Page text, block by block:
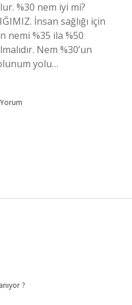
%30 nem iyi mi?
İnsan sağlığı için
nemi %35 ila %50
Nem %30’un
yolu…
?